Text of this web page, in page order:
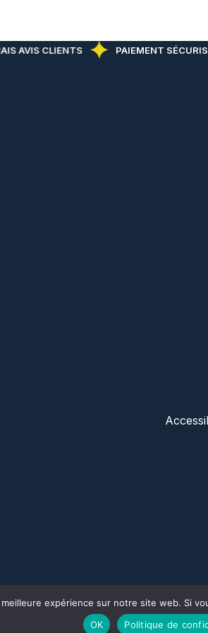
AVIS CLIENTS PAIEMENT
expérience sur notre site web. Si
OK
Politique de